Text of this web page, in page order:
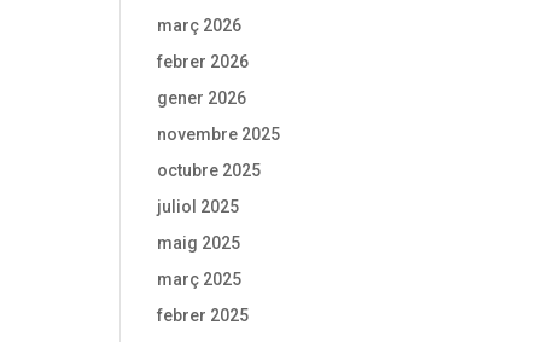
març 2026
febrer 2026
gener 2026
novembre 2025
octubre 2025
juliol 2025
maig 2025
març 2025
febrer 2025